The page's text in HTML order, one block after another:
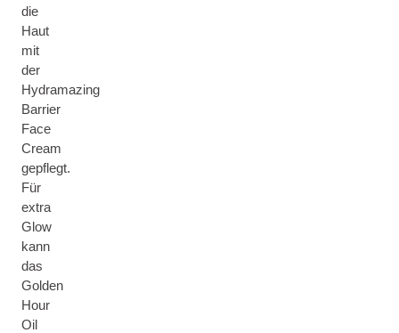
die
Haut
mit
der
Hydramazing
Barrier
Face
Cream
gepflegt.
Für
extra
Glow
kann
das
Golden
Hour
Oil